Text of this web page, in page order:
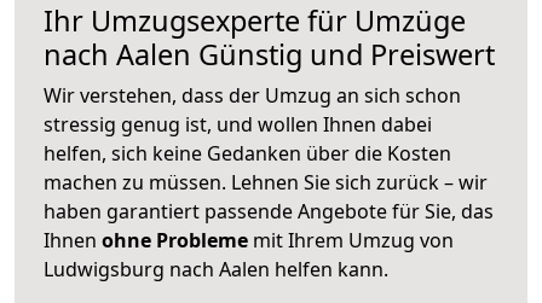
Ihr Umzugsexperte für Umzüge
nach Aalen Günstig und Preiswert
Wir verstehen, dass der Umzug an sich schon
stressig genug ist, und wollen Ihnen dabei
helfen, sich keine Gedanken über die Kosten
machen zu müssen. Lehnen Sie sich zurück – wir
haben garantiert passende Angebote für Sie, das
Ihnen ohne Probleme mit Ihrem Umzug von
Ludwigsburg nach Aalen helfen kann.